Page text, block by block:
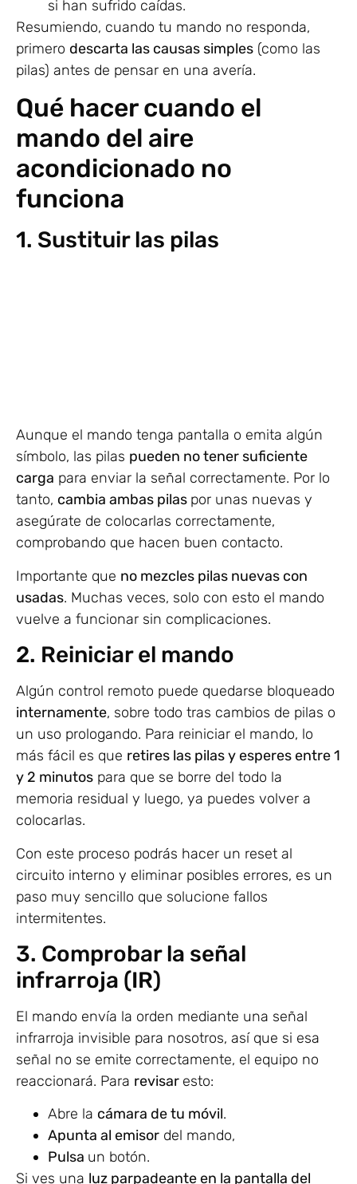
si han sufrido caídas.
Resumiendo, cuando tu mando no responda,
primero descarta las causas simples (como las
pilas) antes de pensar en una avería.
Qué hacer cuando el
mando del aire
acondicionado no
funciona
1. Sustituir las pilas
Aunque el mando tenga pantalla o emita algún
símbolo, las pilas pueden no tener suficiente
carga para enviar la señal correctamente. Por lo
tanto, cambia ambas pilas por unas nuevas y
asegúrate de colocarlas correctamente,
comprobando que hacen buen contacto.
Importante que no mezcles pilas nuevas con
usadas. Muchas veces, solo con esto el mando
vuelve a funcionar sin complicaciones.
2. Reiniciar el mando
Algún control remoto puede quedarse bloqueado
internamente, sobre todo tras cambios de pilas o
un uso prologando. Para reiniciar el mando, lo
más fácil es que retires las pilas y esperes entre 1
y 2 minutos para que se borre del todo la
memoria residual y luego, ya puedes volver a
colocarlas.
Con este proceso podrás hacer un reset al
circuito interno y eliminar posibles errores, es un
paso muy sencillo que solucione fallos
intermitentes.
3. Comprobar la señal
infrarroja (IR)
El mando envía la orden mediante una señal
infrarroja invisible para nosotros, así que si esa
señal no se emite correctamente, el equipo no
reaccionará. Para revisar esto:
Abre la cámara de tu móvil.
Apunta al emisor del mando,
Pulsa un botón.
Si ves una luz parpadeante en la pantalla del